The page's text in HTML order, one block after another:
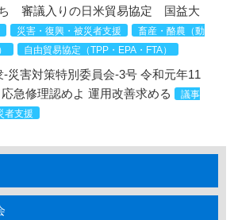
審議入りの日米貿易協定 国益大
災害・復興・被災者支援
畜産・酪農（動
自由貿易協定（TPP・EPA・FTA）
-災害対策特別委員会-3号 令和元年11
急修理認めよ 運用改善求める
議事
者支援